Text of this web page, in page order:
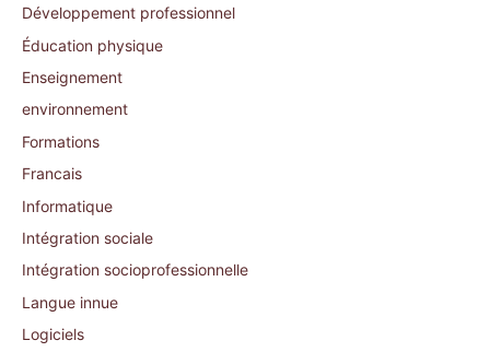
Développement professionnel
Éducation physique
Enseignement
environnement
Formations
Francais
Informatique
Intégration sociale
Intégration socioprofessionnelle
Langue innue
Logiciels